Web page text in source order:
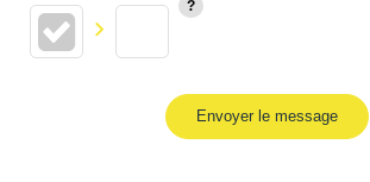
Envoyer le message